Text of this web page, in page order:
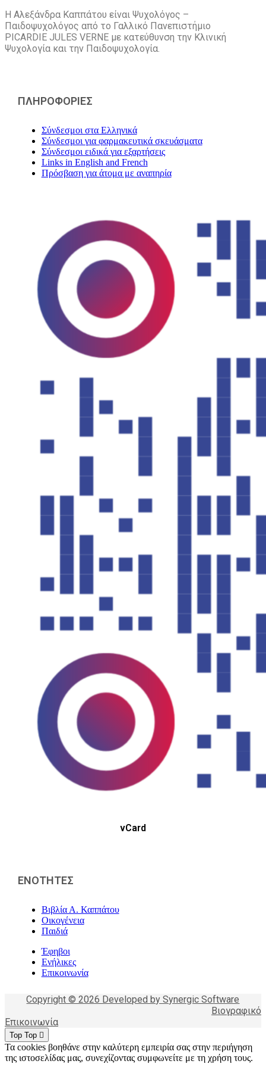
Η Αλεξάνδρα Καππάτου είναι Ψυχολόγος –
Παιδοψυχολόγος από το Γαλλικό Πανεπιστήμιο
PICARDIE JULES VERNE με κατεύθυνση την Kλινική
Ψυχολογία και την Παιδοψυχολογία.
ΠΛΗΡΟΦΟΡΙΕΣ
Σύνδεσμοι στα Ελληνικά
Σύνδεσμοι για φαρμακευτικά σκευάσματα
Σύνδεσμοι ειδικά για εξαρτήσεις
Links in English and French
Πρόσβαση για άτομα με αναπηρία
vCard
ΕΝΟΤΗΤΕΣ
Βιβλία Α. Καππάτου
Οικογένεια
Παιδιά
Έφηβοι
Ενήλικες
Επικοινωνία
Copyright © 2026 Developed by Synergic Software
Βιογραφικό
Επικοινωνία
Top Top
Τα cookies βοηθάνε στην καλύτερη εμπειρία σας στην περιήγηση
της ιστοσελίδας μας, συνεχίζοντας συμφωνείτε με τη χρήση τους.